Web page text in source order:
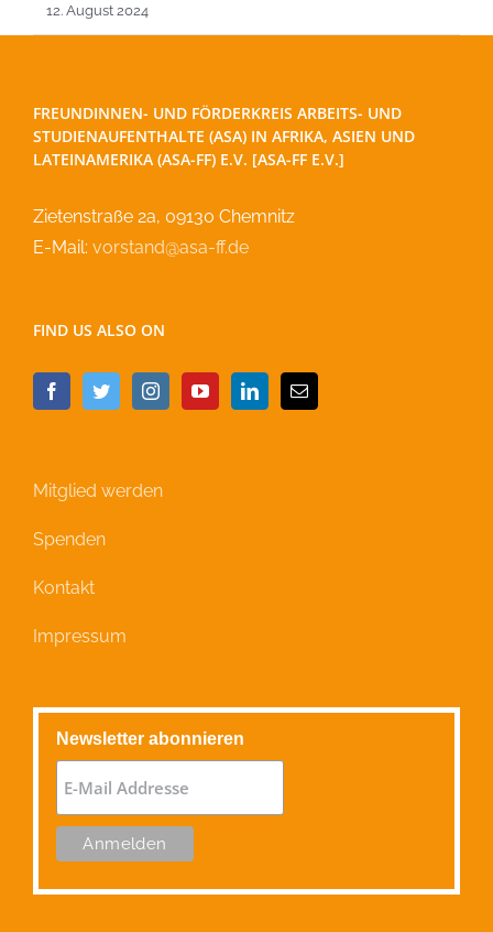
12. August 2024
FREUNDINNEN- UND FÖRDERKREIS ARBEITS- UND
STUDIENAUFENTHALTE (ASA) IN AFRIKA, ASIEN UND
LATEINAMERIKA (ASA-FF) E.V. [ASA-FF E.V.]
Zietenstraße 2a, 09130 Chemnitz
E-Mail: vorstand@asa-ff.de
FIND US ALSO ON
Mitglied werden
Spenden
Kontakt
Impressum
Newsletter abonnieren